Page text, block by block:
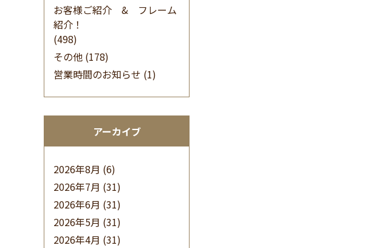
お客様ご紹介 & フレーム
紹介！
(498)
その他 (178)
営業時間のお知らせ (1)
アーカイブ
2026年8月 (6)
2026年7月 (31)
2026年6月 (31)
2026年5月 (31)
2026年4月 (31)